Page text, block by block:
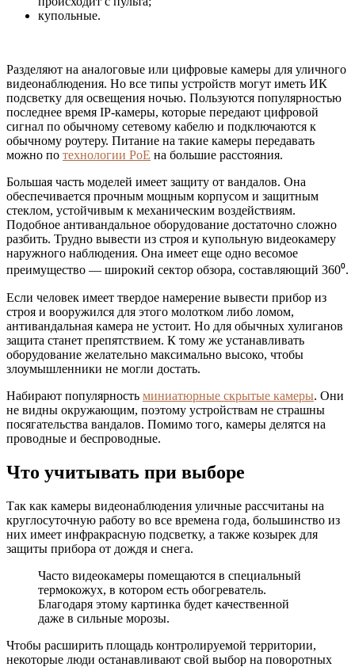
купольные.
Разделяют на аналоговые или цифровые камеры для уличного
видеонаблюдения. Но все типы устройств могут иметь ИК
подсветку для освещения ночью. Пользуются популярностью
последнее время IP-камеры, которые передают цифровой
сигнал по обычному сетевому кабелю и подключаются к
обычному роутеру. Питание на такие камеры передавать
можно по технологии PoE на большие расстояния.
Большая часть моделей имеет защиту от вандалов. Она
обеспечивается прочным мощным корпусом и защитным
стеклом, устойчивым к механическим воздействиям.
Подобное антивандальное оборудование достаточно сложно
разбить. Трудно вывести из строя и купольную видеокамеру
наружного наблюдения. Она имеет еще одно весомое
преимущество — широкий сектор обзора, составляющий 360⁰.
Если человек имеет твердое намерение вывести прибор из
строя и вооружился для этого молотком либо ломом,
антивандальная камера не устоит. Но для обычных хулиганов
защита станет препятствием. К тому же устанавливать
оборудование желательно максимально высоко, чтобы
злоумышленники не могли достать.
Набирают популярность миниатюрные скрытые камеры. Они
не видны окружающим, поэтому устройствам не страшны
посягательства вандалов. Помимо того, камеры делятся на
проводные и беспроводные.
Что учитывать при выборе
Так как камеры видеонаблюдения уличные рассчитаны на
круглосуточную работу во все времена года, большинство из
них имеет инфракрасную подсветку, а также козырек для
защиты прибора от дождя и снега.
Часто видеокамеры помещаются в специальный
термокожух, в котором есть обогреватель.
Благодаря этому картинка будет качественной
даже в сильные морозы.
Чтобы расширить площадь контролируемой территории,
некоторые люди останавливают свой выбор на поворотных